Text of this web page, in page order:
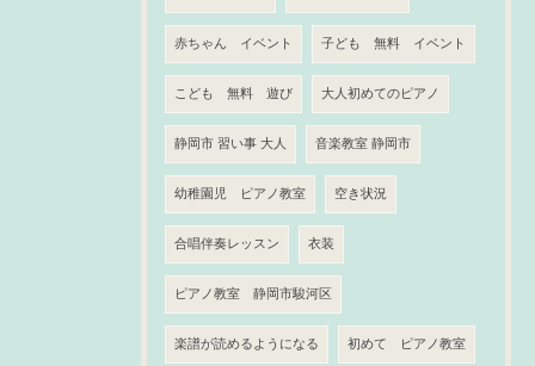
赤ちゃん イベント 子ども 無料 イベント
こども 無料 遊び 大人初めてのピアノ
静岡市 習い事 大人 音楽教室 静岡市
幼稚園児 ピアノ教室 空き状況
合唱伴奏レッスン 衣装
ピアノ教室 静岡市駿河区
楽譜が読めるようになる 初めて ピアノ教室